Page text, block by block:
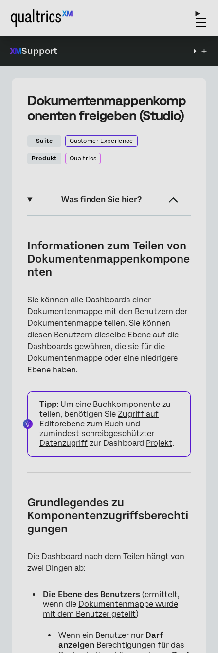
Support
Dokumentenmappenkomp
onenten freigeben (Studio)
Suite Customer Experience
Produkt Qualtrics
Was finden Sie hier?
Grundlegendes zu
Komponentenzugriffsberechtigungen
FAQs
Informationen zum Teilen von
Dokumentenmappenkompone
nten
Sie können alle Dashboards einer
Dokumentenmappe mit den Benutzern der
Dokumentenmappe teilen. Sie können
diesen Benutzern dieselbe Ebene auf die
Dashboards gewähren, die sie für die
Dokumentenmappe oder eine niedrigere
Ebene haben.
Tipp: Um eine Buchkomponente zu
teilen, benötigen Sie Zugriff auf
Editorebene zum Buch und
zumindest schreibgeschützter
Datenzugriff zur Dashboard Projekt.
Grundlegendes zu
Komponentenzugriffsberechti
gungen
Die Dashboard nach dem Teilen hängt von
zwei Dingen ab:
Die Ebene des Benutzers (ermittelt,
wenn die Dokumentenmappe wurde
mit dem Benutzer geteilt)
Wenn ein Benutzer nur Darf
anzeigen Berechtigungen für das